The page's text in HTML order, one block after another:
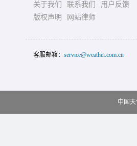
关于我们 联系我们
用户反馈
版权声明
网站律师
客服邮箱： service@weather.com.cn
中国